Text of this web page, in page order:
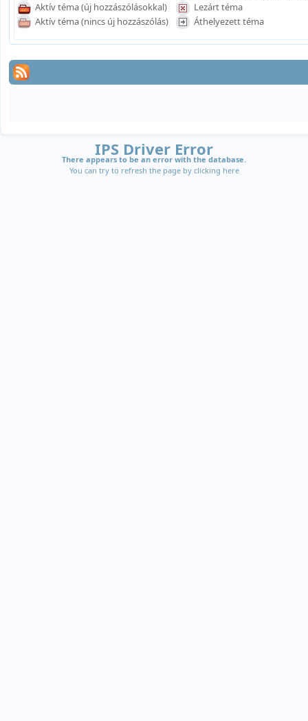
Aktív téma (új hozzászólásokkal)
Aktív téma (nincs új hozzászólás)
Lezárt téma
Áthelyezett téma
IPS Driver Error
There appears to be an error with the database.
You can try to refresh the page by clicking here